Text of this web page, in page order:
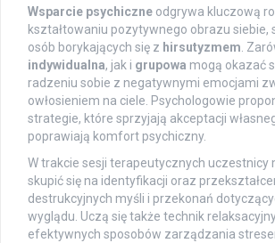
Wsparcie psychiczne odgrywa kluczową
kształtowaniu pozytywnego obrazu siebie,
osób borykających się z hirsutyzmem .
indywidualna, jak i grupowa mogą okazać
radzeniu sobie z negatywnymi emocjami
owłosieniem na ciele. Psychologowie
strategie, które sprzyjają akceptacji
poprawiają komfort psychiczny.
W trakcie sesji terapeutycznych uczestnicy
skupić się na identyfikacji oraz
destrukcyjnych myśli i przekonań
wyglądu. Uczą się także technik
efektywnych sposobów zarządzania